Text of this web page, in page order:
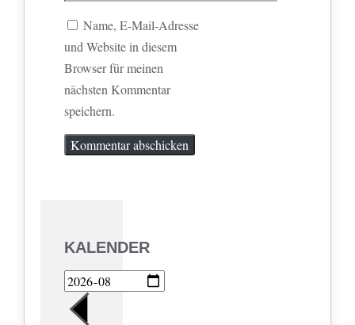
Name, E-Mail-Adresse
und Website in diesem
Browser für meinen
nächsten Kommentar
speichern.
KALENDER